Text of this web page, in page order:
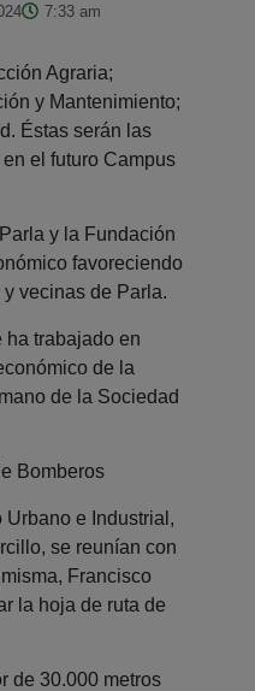
7:33 am
Agraria;
y Mantenimiento;
Éstas serán las
el futuro Campus
y la Fundación
favoreciendo
vecinas de Parla.
ha trabajado en
de la
de la Sociedad
Bomberos
e Industrial,
se reunían con
Francisco
la hoja de ruta de
de 30.000 metros